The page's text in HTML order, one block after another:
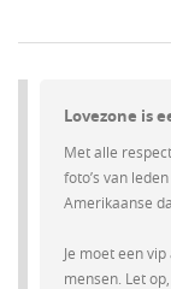
Lovezone is
Met alle
foto’s van
Amerikaanse
Je moet een
mensen. Let